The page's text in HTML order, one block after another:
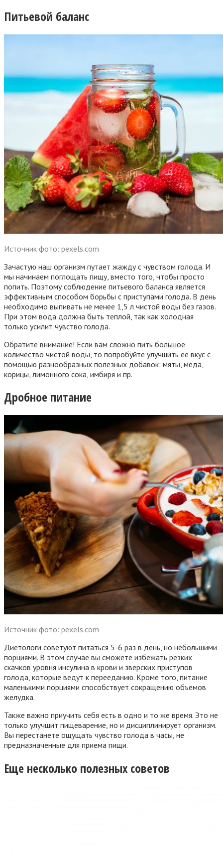
Питьевой баланс
Источник фото: pexels.com
Зачастую наш организм путает жажду с чувством голода. И
мы начинаем поглощать пищу, вместо того, чтобы просто
попить. Поэтому соблюдение питьевого баланса является
эффективным способом борьбы с приступами голода. В день
необходимо выпивать не менее 1,5 л чистой воды без газов.
При этом вода должна быть теплой, так как холодная
только усилит чувство голода.
Обратите внимание! Если вам сложно пить большое
количество чистой воды, то попробуйте улучшить ее вкус с
помощью разнообразных полезных добавок: мяты, меда,
корицы, лимонного сока, имбиря и пр.
Дробное питание
Источник фото: pexels.com
Диетологи советуют питаться 5-6 раз в день, но небольшими
порциями. В этом случае вы сможете избежать резких
скачков уровня инсулина в крови и зверских приступов
голода, которые ведут к перееданию. Кроме того, питание
маленькими порциями способствует сокращению объемов
желудка.
Также важно приучить себя есть в одно и то же время. Это не
только улучшит пищеварение, но и дисциплинирует организм.
Вы перестанете ощущать чувство голода в часы, не
предназначенные для приема пищи.
Еще несколько полезных советов